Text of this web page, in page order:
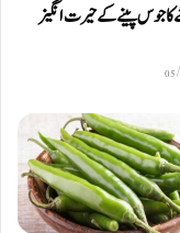
کا جوس پینے کے حیرت انگیز